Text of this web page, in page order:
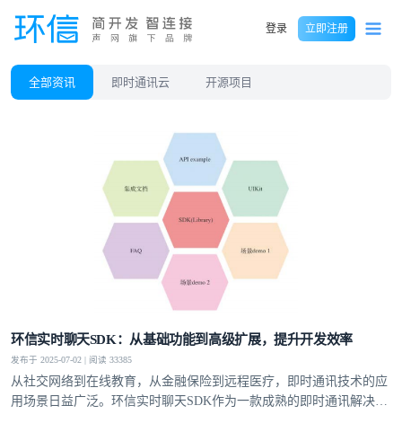
登录 立即注册
全部资讯 即时通讯云 开源项目
环信实时聊天SDK：从基础功能到高级扩展，提升开发效率
发布于 2025-07-02 | 阅读 33385
从社交网络到在线教育，从金融保险到远程医疗，即时通讯技术的应
用场景日益广泛。环信实时聊天SDK作为一款成熟的即时通讯解决方